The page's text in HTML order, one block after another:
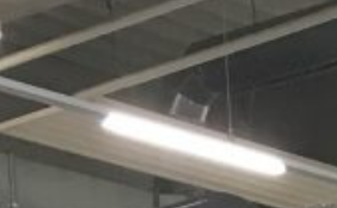
Schüttgüter
Trockenware